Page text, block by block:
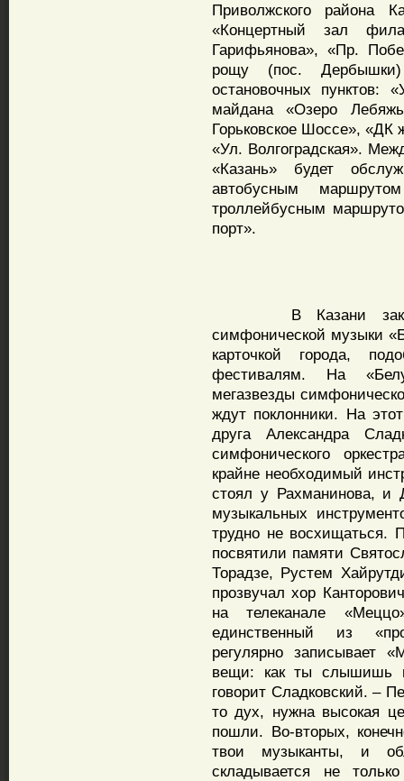
Приволжского района
«Концертный зал
Гарифьянова», «Пр.
рощу (пос.
остановочных пунктов:
майдана «Озеро
Горьковское Шоссе», «ДК
«Ул. Волгоградская».
«Казань» будет
автобусным
троллейбусным
порт».
В Казани
симфонической музыки
карточкой города,
фестивалям. На
мегазвезды
ждут поклонники. На
друга Александра
симфонического
крайне необходимый
стоял у Рахманинова, и
музыкальных
трудно не
посвятили памяти
Торадзе, Рустем
прозвучал хор
на телеканале
единственный из
регулярно записывает
вещи: как ты слышишь
говорит Сладковский. –
то дух, нужна высокая
пошли. Во-вторых,
твои музыканты, и
складывается не